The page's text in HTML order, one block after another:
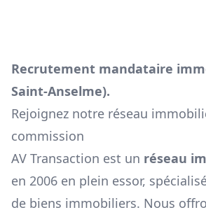
Recrutement mandataire
Saint-Anselme).
Rejoignez notre réseau
commission
AV Transaction est un réseau
en 2006 en plein essor,
de biens immobiliers. Nous